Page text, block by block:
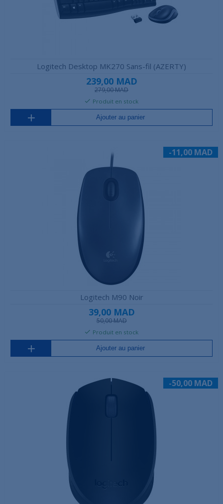
Logitech Desktop MK270 Sans-fil (AZERTY)
239,00 MAD
279,00 MAD
Produit en stock
Ajouter au panier
-11,00 MAD
Logitech M90 Noir
39,00 MAD
50,00 MAD
Produit en stock
Ajouter au panier
-50,00 MAD